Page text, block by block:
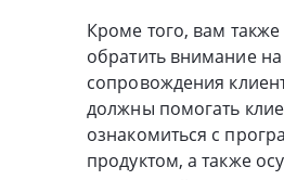
Кроме того, вам
обратить внимание на
сопровождения
должны помогать
ознакомиться с
продуктом, а также